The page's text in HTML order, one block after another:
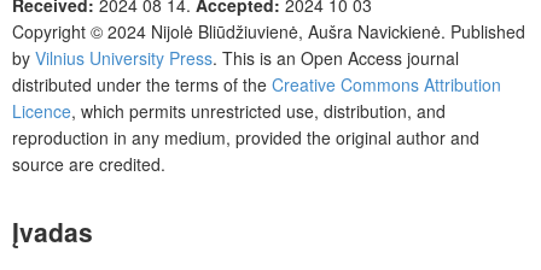
Copyright © 2024 Nijolė Bliūdžiuvienė, Aušra Navickienė. Published
by Vilnius University Press. This is an Open Access journal
distributed under the terms of the Creative Commons Attribution
Licence, which permits unrestricted use, distribution, and
reproduction in any medium, provided the original author and
source are credited.
Įvadas